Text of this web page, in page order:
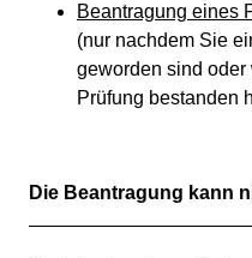
Beantragung eines
(nur nachdem Sie
geworden sind
Prüfung bestanden
Die Beantragung kann